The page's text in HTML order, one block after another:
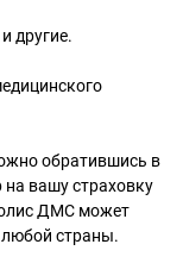
другие.
обратившись в
вашу страховку
ДМС может
страны.